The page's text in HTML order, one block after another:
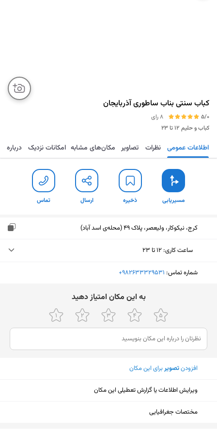
کباب سنتی بناب ساطوری آذربایجان
5/0
8 رای
کباب و حلیم ۱۲ تا ۲۳
مسیریابی ذخیره ارسال تماس اطلاعات عمومی نظرات تصاویر مکان‌های مشابه امکانات نزدیک درباره
مسیریابی ذخیره ارسال تماس
کرج، نیکوکار، ولیعصر، پلاک 49 (محله‌ی اسد آباد)
ساعت کاری: ۱۲ تا ۲۳
چهارشنبه (امروز)
شنبه
۱۲ تا ۲۳
یکشنبه
۱۲ تا ۲۳
دوشنبه
سه‌شنبه
شماره تماس: ‎+982633329531
ﺑﻪ اﯾﻦ ﻣﮑﺎن اﻣﺘﯿﺎز دﻫﯿﺪ
افزودنتصویربرای این مکان
ویرایش اطلاعات یا گزارش تعطیلی این مکان
مختصات جغرافیایی